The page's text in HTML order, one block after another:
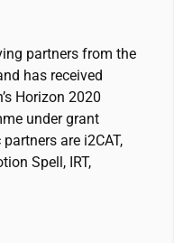
partners from the
has received
Horizon 2020
under grant
are i2CAT,
Spell, IRT,